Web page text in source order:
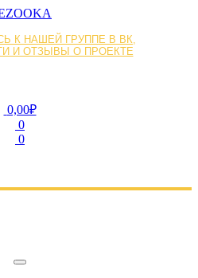
К НАШЕЙ ГРУППЕ В ВК,
И ОТЗЫВЫ О ПРОЕКТЕ
0,00₽
0
0